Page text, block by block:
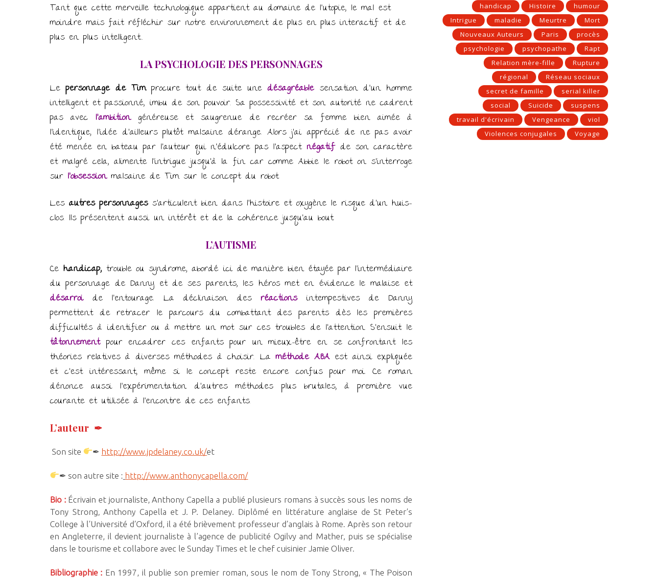
Tant que cette merveille technologique appartient au domaine de l’utopie, le mal est
moindre mais fait réfléchir sur notre environnement de plus en plus interactif et de
plus en plus intelligent…
LA PSYCHOLOGIE DES PERSONNAGES
Lepersonnage de Timprocure tout de suite unedésagréablesensation d’un homme
intelligent et passionné, imbu de son pouvoir. Sa possessivité et son autorité ne cadrent
pas avec l’ambitiongénéreuse et saugrenue de recréer sa femme bien aimée à
l’identique, l’idée d’ailleurs plutôt malsaine dérange. Alors j’ai apprécié de ne pas avoir
été menée en bateau par l’auteur qui n’édulcore pas l’aspect négatif de son caractère
et malgré cela, alimente l’intrigue jusqu’à la fin car comme Abbie le robot on s’interroge
sur l’obsessionmalsaine de Tim sur le concept du robot.
Les autres personnagess’articulent bien dans l’histoire et oxygène le risque d’un huis-
clos. Ils présentent aussi un intérêt et de la cohérence jusqu’au bout.
L’AUTISME
Ce handicap, trouble ou syndrome, abordé ici de manière bien étayée par l’intermédiaire
du personnage de Danny et de ses parents, les héros met en évidence le malaise et
désarroide l’entourage. La déclinaison des réactionsintempestives de Danny
permettent de retracer le parcours du combattant des parents dès les premières
difficultés à identifier ou à mettre un mot sur ces troubles de l’attention. S’ensuit le
tâtonnementpour encadrer ces enfants pour un mieux-être en se confrontant les
théories relatives à diverses méthodes à choisir. La méthode ABAest ainsi expliquée
et c’est intéressant, même si le concept reste encore confus pour moi. Ce roman
dénonce aussi l’expérimentation d’autres méthodes plus brutales, à première vue
courante et utilisée à l’encontre de ces enfants.
L’auteur ✒
Son site ✒ http://www.jpdelaney.co.uk/et
✒ son autre site : http://www.anthonycapella.com/
Bio :Écrivain et journaliste, Anthony Capella a publié plusieurs romans à succès sous les noms de
Tony Strong, Anthony Capella et J. P. Delaney. Diplômé en littérature anglaise de St Peter’s
College à l’Université d’Oxford, il a été brièvement professeur d’anglais à Rome. Après son retour
en Angleterre, il devient journaliste à l’agence de publicité Ogilvy and Mather, puis se spécialise
dans le tourisme et collabore avec le Sunday Times et le chef cuisinier Jamie Oliver.
Bibliographie : En 1997, il publie son premier roman, sous le nom de Tony Strong, « The Poison
handicap
Histoire
humour
Intrigue
maladie Meurtre
Mort
Nouveaux Auteurs
Paris
procès
psychologie
psychopathe
Rapt
Relation mère-fille
Rupture
régional
Réseau sociaux
secret de famille
serial killer
social
Suicide
suspens
travail d'écrivain
Vengeance
viol
Violences conjugales
Voyage